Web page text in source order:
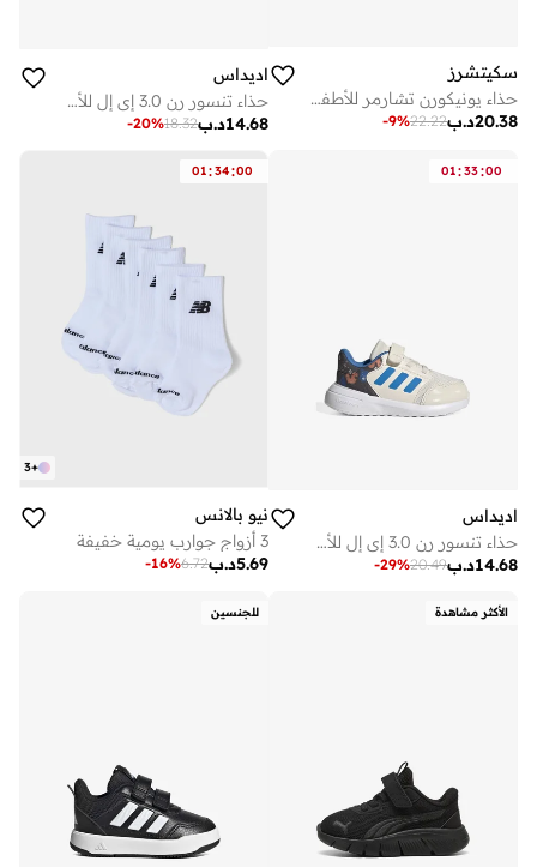
سكيتشرز
حذاء يونيكورن تشارمر للأطفال
د.ب20.38
22.22
-9%
اديداس
حذاء تنسور رن 3.0 إي إل للأطفال
د.ب14.68
18.32
-20%
01:33:00
اديداس
حذاء تنسور رن 3.0 إي إل للأطفال
د.ب14.68
20.49
-29%
01:34:00
+
3
نيو بالانس
3 أزواج جوارب يومية خفيفة
د.ب5.69
6.72
-16%
الأكثر مشاهدة للجنسين